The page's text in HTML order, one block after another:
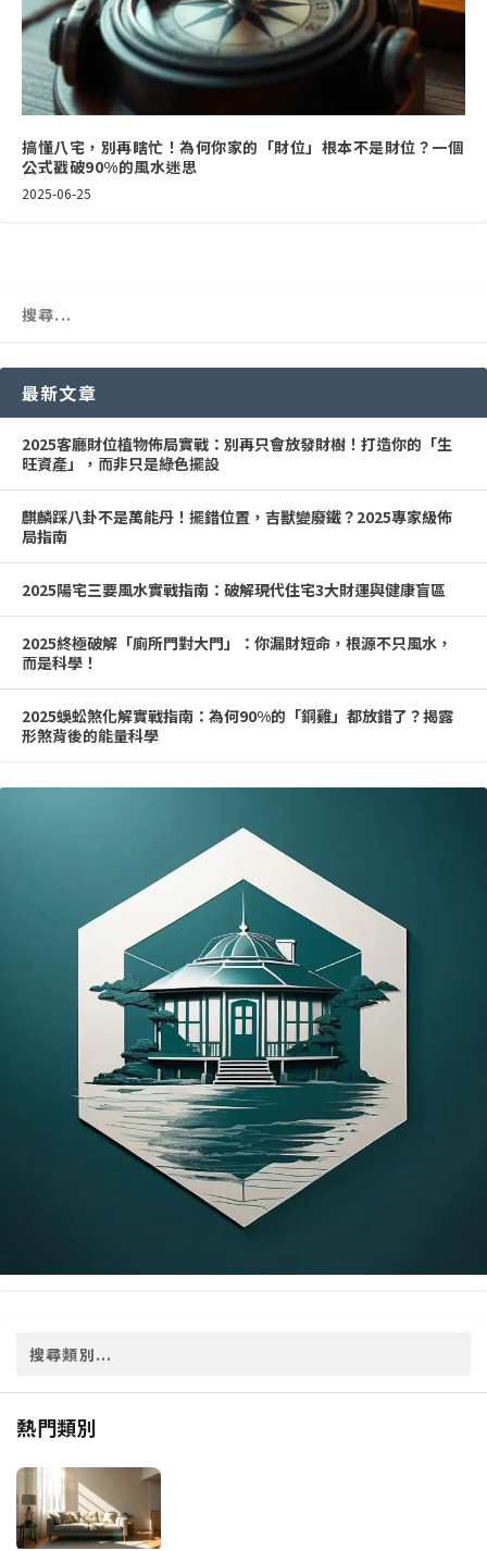
搞懂八宅，別再瞎忙！為何你家的「財位」根本不是財位？一個
公式戳破90%的風水迷思
2025-06-25
最新文章
2025客廳財位植物佈局實戰：別再只會放發財樹！打造你的「生
旺資產」，而非只是綠色擺設
麒麟踩八卦不是萬能丹！擺錯位置，吉獸變廢鐵？2025專家級佈
局指南
2025陽宅三要風水實戰指南：破解現代住宅3大財運與健康盲區
2025終極破解「廁所門對大門」：你漏財短命，根源不只風水，
而是科學！
2025蜈蚣煞化解實戰指南：為何90%的「銅雞」都放錯了？揭露
形煞背後的能量科學
熱門類別